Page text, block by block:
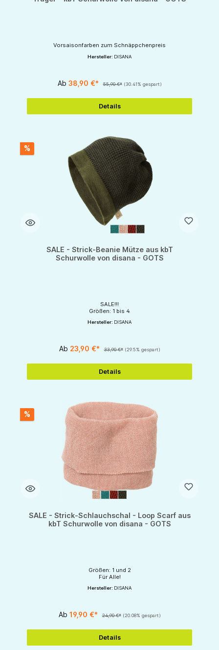
Vorsaisonfarben zum Schnäppchenpreis
Hersteller: DISANA
Ab 38,90 €* 55,90 €* (30.41% gespart)
Details
%
SALE - Strick-Beanie Mütze aus kbT
Schurwolle von disana - GOTS
SALE!!!
Größen: 1 bis 4
Hersteller: DISANA
Ab 23,90 €* 33,90 €* (29.5% gespart)
Details
%
SALE - Strick-Schlauchschal - Loop Scarf aus
kbT Schurwolle von disana - GOTS
Größen: 1 und 2
Für Alle!
Hersteller: DISANA
Ab 19,90 €* 24,90 €* (20.08% gespart)
Details